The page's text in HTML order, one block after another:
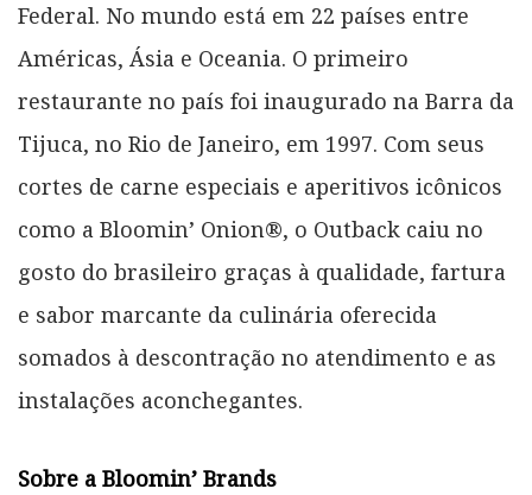
Federal. No mundo está em 22 países entre
Américas, Ásia e Oceania. O primeiro
restaurante no país foi inaugurado na Barra da
Tijuca, no Rio de Janeiro, em 1997. Com seus
cortes de carne especiais e aperitivos icônicos
como a Bloomin’ Onion®, o Outback caiu no
gosto do brasileiro graças à qualidade, fartura
e sabor marcante da culinária oferecida
somados à descontração no atendimento e as
instalações aconchegantes.
Sobre a Bloomin’ Brands